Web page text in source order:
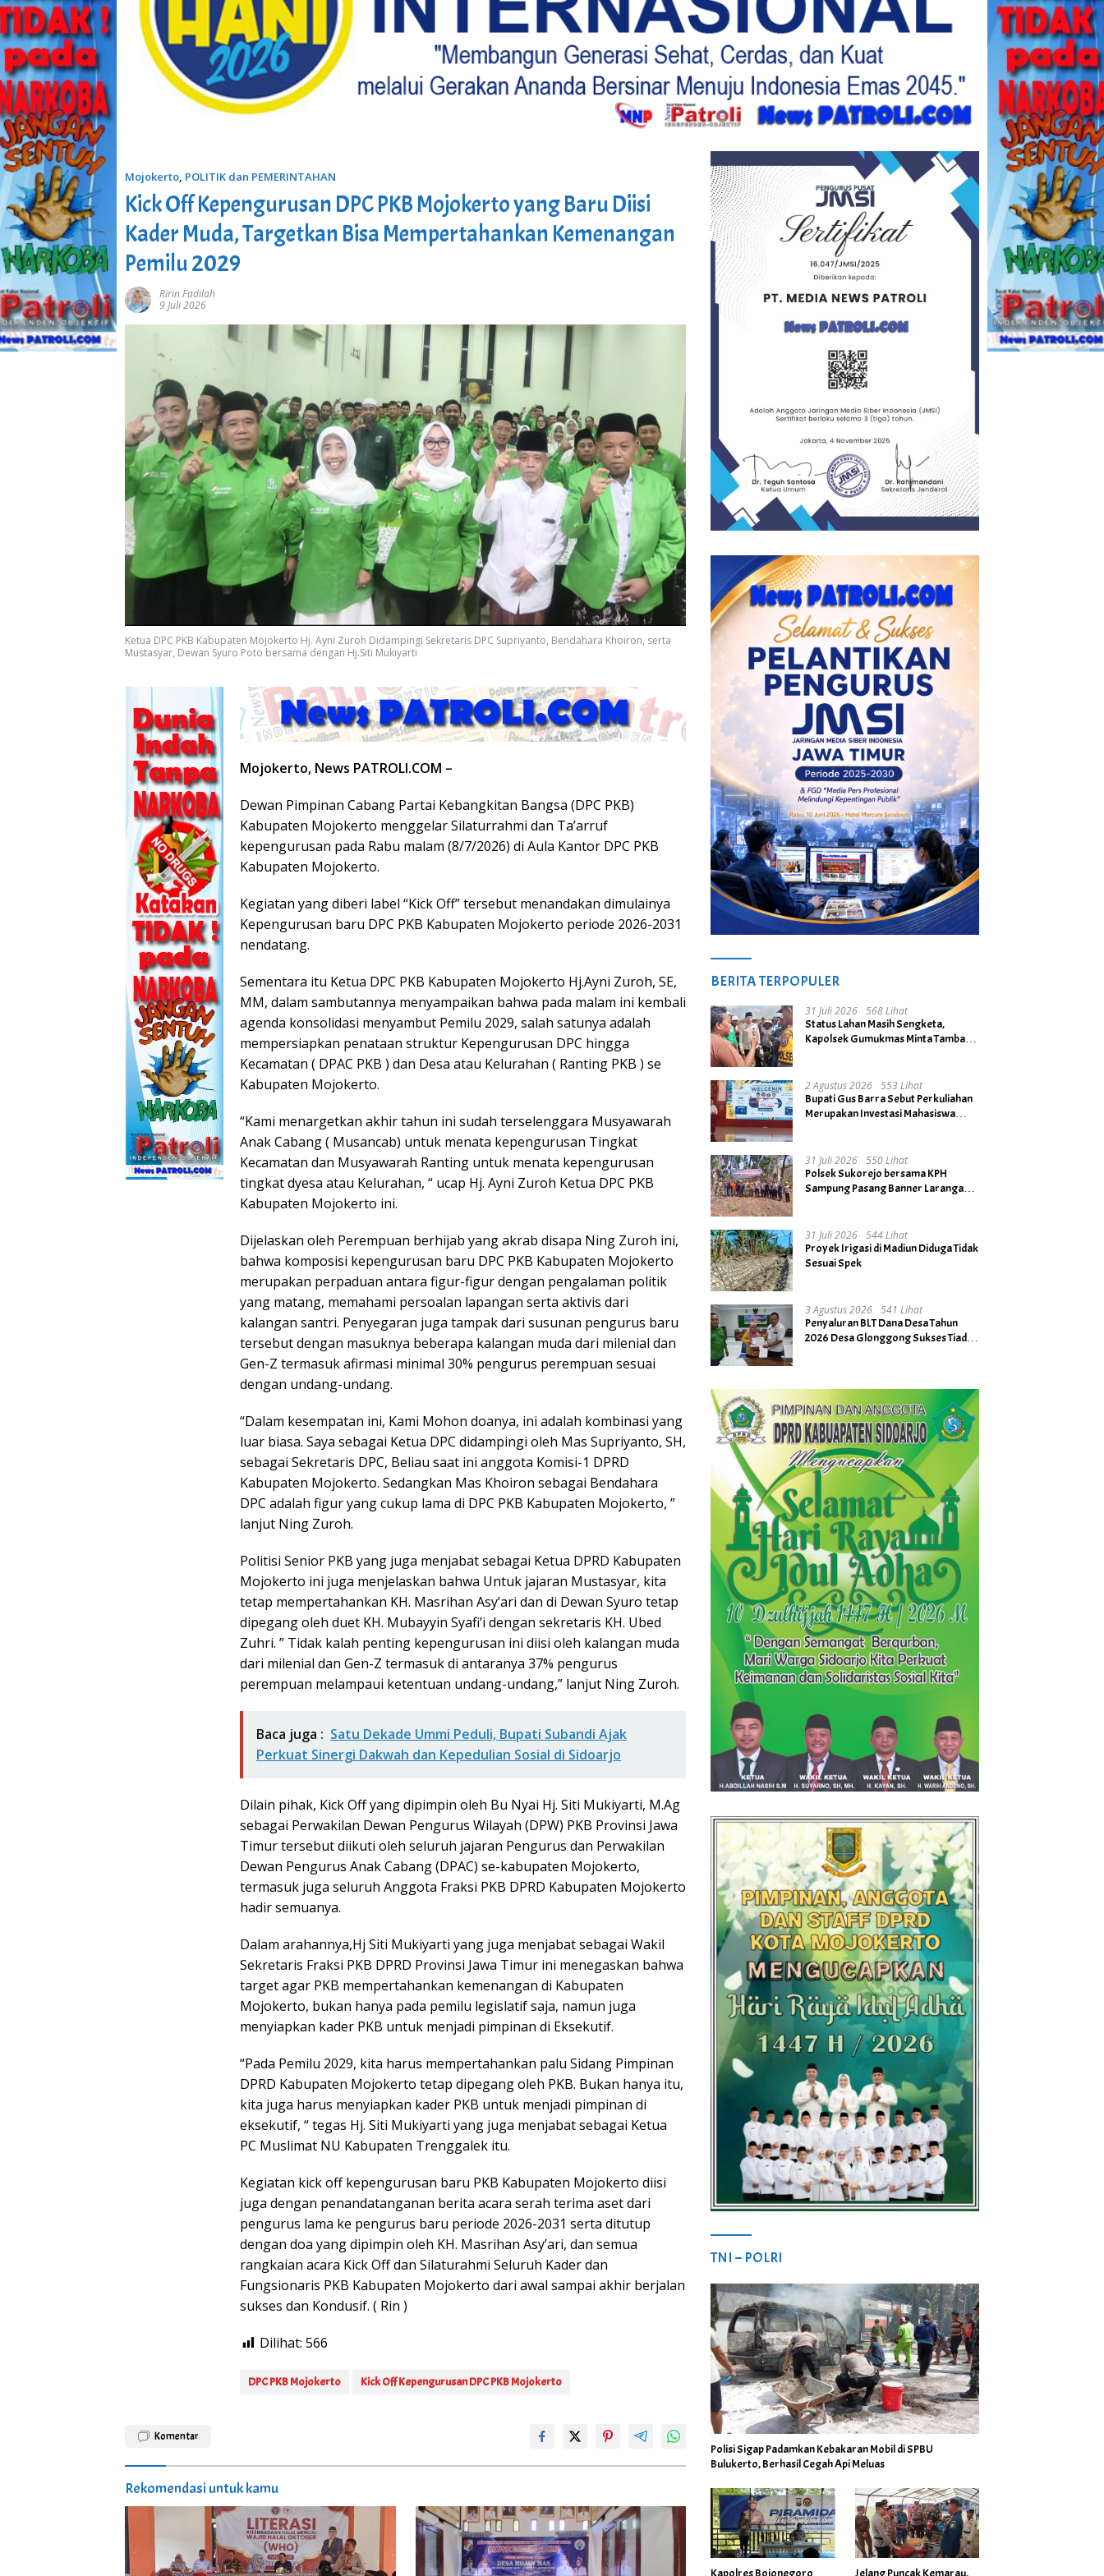
Mojokerto, POLITIK dan PEMERINTAHAN
Kick Off Kepengurusan DPC PKB Mojokerto yang Baru Diisi
Kader Muda, Targetkan Bisa Mempertahankan Kemenangan
Pemilu 2029
Ririn Fadilah
9 Juli 2026
Ketua DPC PKB Kabupaten Mojokerto Hj. Ayni Zuroh Didampingi Sekretaris DPC Supriyanto, Bendahara Khoiron, serta
Mustasyar, Dewan Syuro Poto bersama dengan Hj.Siti Mukiyarti
Mojokerto, News PATROLI.COM –
Dewan Pimpinan Cabang Partai Kebangkitan Bangsa (DPC PKB)
Kabupaten Mojokerto menggelar Silaturrahmi dan Ta’arruf
kepengurusan pada Rabu malam (8/7/2026) di Aula Kantor DPC PKB
Kabupaten Mojokerto.
Kegiatan yang diberi label “Kick Off” tersebut menandakan dimulainya
Kepengurusan baru DPC PKB Kabupaten Mojokerto periode 2026-2031
nendatang.
Sementara itu Ketua DPC PKB Kabupaten Mojokerto Hj.Ayni Zuroh, SE,
MM, dalam sambutannya menyampaikan bahwa pada malam ini kembali
agenda konsolidasi menyambut Pemilu 2029, salah satunya adalah
mempersiapkan penataan struktur Kepengurusan DPC hingga
Kecamatan ( DPAC PKB ) dan Desa atau Kelurahan ( Ranting PKB ) se
Kabupaten Mojokerto.
“Kami menargetkan akhir tahun ini sudah terselenggara Musyawarah
Anak Cabang ( Musancab) untuk menata kepengurusan Tingkat
Kecamatan dan Musyawarah Ranting untuk menata kepengurusan
tingkat dyesa atau Kelurahan, “ ucap Hj. Ayni Zuroh Ketua DPC PKB
Kabupaten Mojokerto ini.
Dijelaskan oleh Perempuan berhijab yang akrab disapa Ning Zuroh ini,
bahwa komposisi kepengurusan baru DPC PKB Kabupaten Mojokerto
merupakan perpaduan antara figur-figur dengan pengalaman politik
yang matang, memahami persoalan lapangan serta aktivis dari
kalangan santri. Penyegaran juga tampak dari susunan pengurus baru
tersebut dengan masuknya beberapa kalangan muda dari milenial dan
Gen-Z termasuk afirmasi minimal 30% pengurus perempuan sesuai
dengan undang-undang.
“Dalam kesempatan ini, Kami Mohon doanya, ini adalah kombinasi yang
luar biasa. Saya sebagai Ketua DPC didampingi oleh Mas Supriyanto, SH,
sebagai Sekretaris DPC, Beliau saat ini anggota Komisi-1 DPRD
Kabupaten Mojokerto. Sedangkan Mas Khoiron sebagai Bendahara
DPC adalah figur yang cukup lama di DPC PKB Kabupaten Mojokerto, ”
lanjut Ning Zuroh.
Politisi Senior PKB yang juga menjabat sebagai Ketua DPRD Kabupaten
Mojokerto ini juga menjelaskan bahwa Untuk jajaran Mustasyar, kita
tetap mempertahankan KH. Masrihan Asy’ari dan di Dewan Syuro tetap
dipegang oleh duet KH. Mubayyin Syafi’i dengan sekretaris KH. Ubed
Zuhri. ” Tidak kalah penting kepengurusan ini diisi oleh kalangan muda
dari milenial dan Gen-Z termasuk di antaranya 37% pengurus
perempuan melampaui ketentuan undang-undang,” lanjut Ning Zuroh.
Baca juga : Satu Dekade Ummi Peduli, Bupati Subandi Ajak
Perkuat Sinergi Dakwah dan Kepedulian Sosial di Sidoarjo
Dilain pihak, Kick Off yang dipimpin oleh Bu Nyai Hj. Siti Mukiyarti, M.Ag
sebagai Perwakilan Dewan Pengurus Wilayah (DPW) PKB Provinsi Jawa
Timur tersebut diikuti oleh seluruh jajaran Pengurus dan Perwakilan
Dewan Pengurus Anak Cabang (DPAC) se-kabupaten Mojokerto,
termasuk juga seluruh Anggota Fraksi PKB DPRD Kabupaten Mojokerto
hadir semuanya.
Dalam arahannya,Hj Siti Mukiyarti yang juga menjabat sebagai Wakil
Sekretaris Fraksi PKB DPRD Provinsi Jawa Timur ini menegaskan bahwa
target agar PKB mempertahankan kemenangan di Kabupaten
Mojokerto, bukan hanya pada pemilu legislatif saja, namun juga
menyiapkan kader PKB untuk menjadi pimpinan di Eksekutif.
“Pada Pemilu 2029, kita harus mempertahankan palu Sidang Pimpinan
DPRD Kabupaten Mojokerto tetap dipegang oleh PKB. Bukan hanya itu,
kita juga harus menyiapkan kader PKB untuk menjadi pimpinan di
eksekutif, “ tegas Hj. Siti Mukiyarti yang juga menjabat sebagai Ketua
PC Muslimat NU Kabupaten Trenggalek itu.
Kegiatan kick off kepengurusan baru PKB Kabupaten Mojokerto diisi
juga dengan penandatanganan berita acara serah terima aset dari
pengurus lama ke pengurus baru periode 2026-2031 serta ditutup
dengan doa yang dipimpin oleh KH. Masrihan Asy’ari, dan semua
rangkaian acara Kick Off dan Silaturahmi Seluruh Kader dan
Fungsionaris PKB Kabupaten Mojokerto dari awal sampai akhir berjalan
sukses dan Kondusif. ( Rin )
Dilihat: 566
DPC PKB Mojokerto Kick Off Kepengurusan DPC PKB Mojokerto
Komentar
Rekomendasi untuk kamu
BERITA TERPOPULER
31 Juli 2026
568 Lihat
Status Lahan Masih Sengketa,
Kapolsek Gumukmas Minta Tambang
2 Agustus 2026
553 Lihat
Bupati Gus Barra Sebut Perkuliahan
Merupakan Investasi Mahasiswa
31 Juli 2026
550 Lihat
Polsek Sukorejo bersama KPH
Sampung Pasang Banner Larangan
31 Juli 2026
544 Lihat
Proyek Irigasi di Madiun Diduga Tidak
Sesuai Spek
3 Agustus 2026
541 Lihat
Penyaluran BLT Dana Desa Tahun
2026 Desa Glonggong Sukses Tiada
TNI – POLRI
Polisi Sigap Padamkan Kebakaran Mobil di SPBU
Bulukerto, Berhasil Cegah Api Meluas
Kapolres Bojonegoro Jelang Puncak Kemarau,